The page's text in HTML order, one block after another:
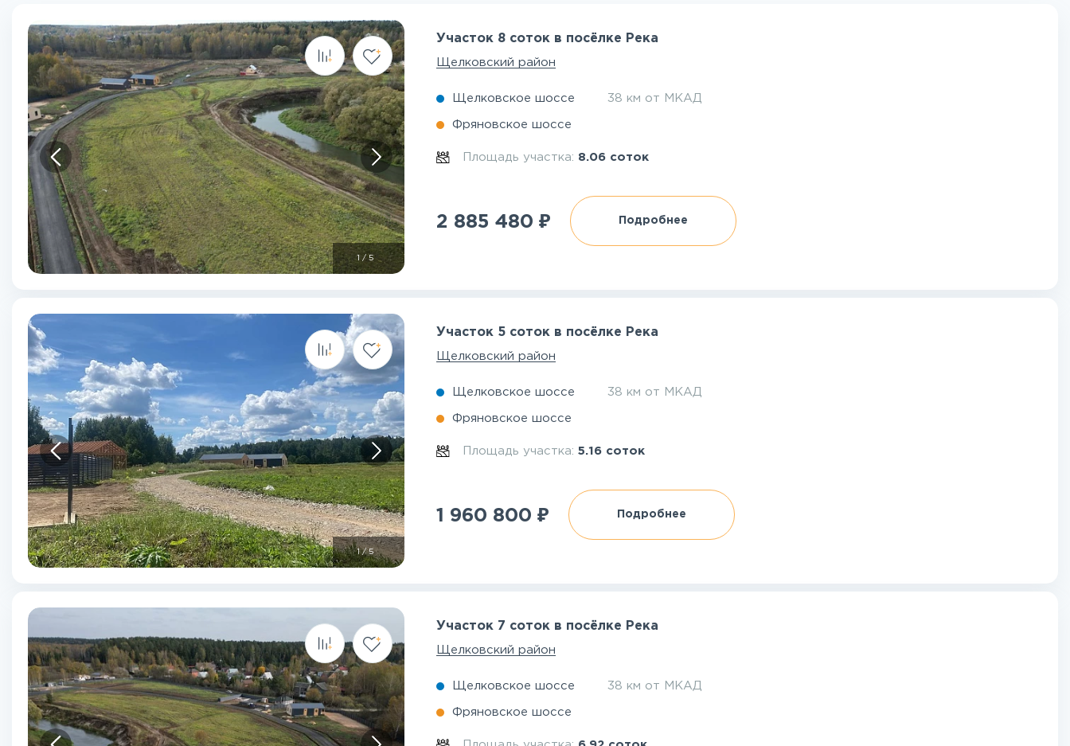
1 /5
Участок 8 соток в посёлке Река
Щелковский район
Щелковское шоссе 38 км от МКАД
Фряновское шоссе
Площадь участка: 8.06 соток
2 885 480 ₽ Подробнее
1/5
Участок 5 соток в посёлке Река
Щелковский район
Щелковское шоссе 38 км от МКАД
Фряновское шоссе
Площадь участка:5.16 соток
1 960 800 ₽ Подробнее
Участок 7 соток в посёлке Река
Щелковский район
Щелковское шоссе 38 км от МКАД
Фряновское шоссе